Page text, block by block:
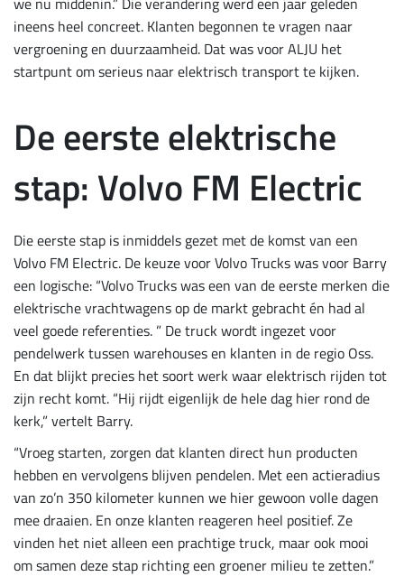
ineens heel concreet. Klanten begonnen te vragen naar
vergroening en duurzaamheid. Dat was voor ALJU het
startpunt om serieus naar elektrisch transport te kijken.
De eerste elektrische
stap: Volvo FM Electric
Die eerste stap is inmiddels gezet met de komst van een
Volvo FM Electric. De keuze voor Volvo Trucks was voor Barry
een logische: “Volvo Trucks was een van de eerste merken die
elektrische vrachtwagens op de markt gebracht én had al
veel goede referenties. ” De truck wordt ingezet voor
pendelwerk tussen warehouses en klanten in de regio Oss.
En dat blijkt precies het soort werk waar elektrisch rijden tot
zijn recht komt. “Hij rijdt eigenlijk de hele dag hier rond de
kerk,” vertelt Barry.
“Vroeg starten, zorgen dat klanten direct hun producten
hebben en vervolgens blijven pendelen. Met een actieradius
van zo’n 350 kilometer kunnen we hier gewoon volle dagen
mee draaien. En onze klanten reageren heel positief. Ze
vinden het niet alleen een prachtige truck, maar ook mooi
om samen deze stap richting een groener milieu te zetten.”